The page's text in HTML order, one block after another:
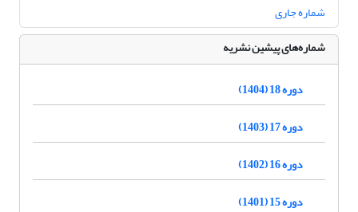
شماره جاری
شماره‌های پیشین نشریه
دوره 18 (1404)
دوره 17 (1403)
دوره 16 (1402)
دوره 15 (1401)